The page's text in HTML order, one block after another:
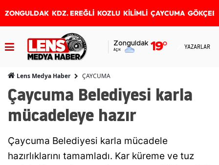
ZONGULDAK KDZ. EREĞLİ KOZLU KİLİMLİ ÇAYCUMA
Zonguldak
Açık 19° YAZARLAR
Lens Medya Haber ÇAYCUMA
Çaycuma Belediyesi karla
mücadeleye hazır
Çaycuma Belediyesi karla mücadele
hazırlıklarını tamamladı. Kar küreme ve tuz